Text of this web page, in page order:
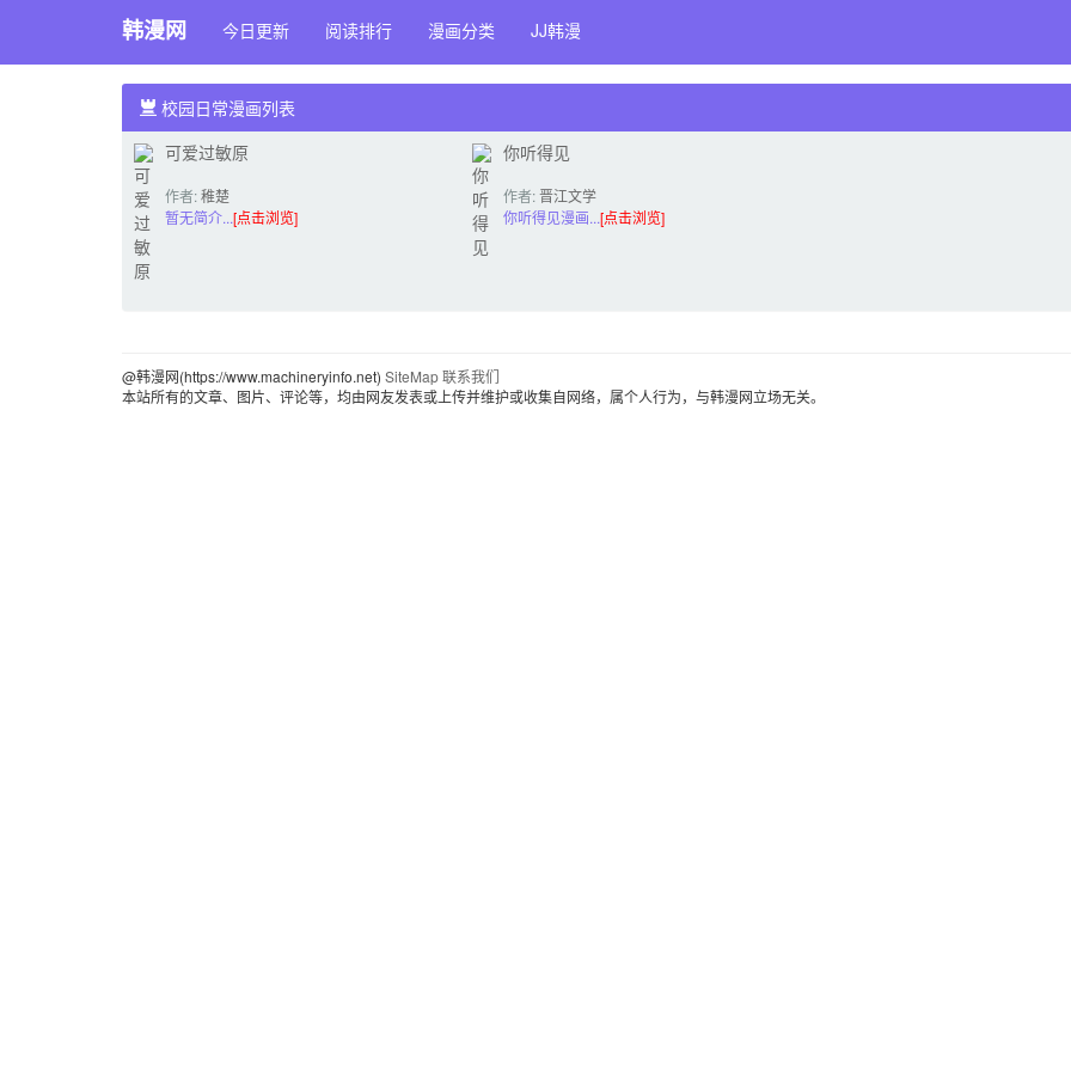
韩漫网 今日更新 阅读排行 漫画分类 JJ韩漫
校园日常漫画列表
可爱过敏原
作者:稚楚
暂无简介...[点击浏览]
你听得见
作者:晋江文学
城
你听得见漫画...[点击浏览]
@韩漫网(https://www.machineryinfo.net) SiteMap联系我们
本站所有的文章、图片、评论等，均由网友发表或上传并维护或收集自网络，属个人行为，与韩漫网立场无关。